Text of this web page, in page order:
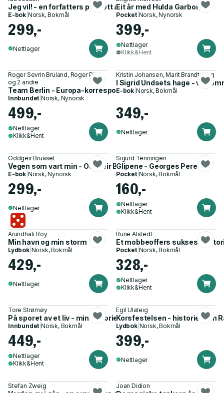
Jeg vil! - en forfatters portrett av Sigrid Undset
E-bok Norsk, Bokmål
299,-
Nettlager
Eit år med Hulda Garborg
Pocket| Norsk, Nynorsk
399,-
Nettlager
Klikk&Hent
Roger Sevrin Bruland, Roger Pihl
og 2 andre
Team Berlin - Europa-korrespondent 2019-2023
Innbundet |Norsk, Nynorsk
499,-
Nettlager
Klikk&Hent
Kristin Johansen, Marit Brandtsegg
I Sigrid Undsets hage -
E-bok Norsk, Bokmål
349,-
Nettlager
Oddgeir Bruaset
Vegen som vart min - Oddgeir Bruaset ser tilbake
E-bok Norsk, Nynorsk
299,-
Nettlager
Sigurd Tenningen
Glipene - Georges Perec
Pocket| Norsk, Bokmål
160,-
Nettlager
Klikk&Hent
Arundhati Roy
Min havn og min storm
Lydbok| Norsk, Bokmål
429,-
Nettlager
Rune Alstedt
Et mobbeoffers
Pocket| Norsk, Bokmål
328,-
Nettlager
Klikk&Hent
Tore Strømøy
På sporet av et liv - min historie
Innbundet |Norsk, Bokmål
449,-
Nettlager
Klikk&Hent
Egil Ulateig
Korsfestelsen - historien om
Lydbok| Norsk, Bokmål
399,-
Nettlager
Stefan Zweig Joan Didion